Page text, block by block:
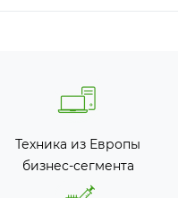
Техника из Европы
бизнес-сегмента